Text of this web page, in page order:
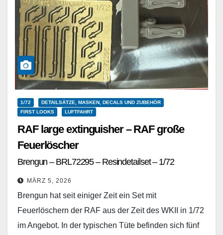
1/72
DETAILSÄTZE, MASKEN, DECALS UND ZUBEHÖR
FIRST LOOKS
LUFTFAHRT
RAF large extinguisher – RAF große
Feuerlöscher
Brengun – BRL72295 – Resindetailset – 1/72
MÄRZ 5, 2026
Brengun hat seit einiger Zeit ein Set mit
Feuerlöschern der RAF aus der Zeit des WKII in 1/72
im Angebot. In der typischen Tüte befinden sich fünf